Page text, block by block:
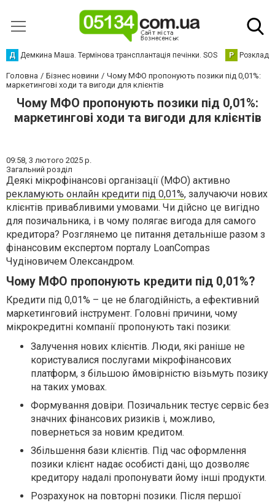
Д Демкина Маша. Термінова трансплантація печінки. SOS Р Розклад
Головна Бізнес новини
Чому МФО пропонують позики під 0,01%:
маркетингові ходи та вигоди для клієнтів
Чому МФО пропонують позики під 0,01%:
маркетингові ходи та вигоди для клієнтів
09:58, 3 лютого 2025 р.
Загальний розділ
Деякі мікрофінансові організації (МФО) активно
рекламують онлайн кредити під 0,01%, залучаючи нових
клієнтів привабливими умовами. Чи дійсно це вигідно
для позичальника, і в чому полягає вигода для самого
кредитора? Розглянемо це питання детальніше разом з
фінансовим експертом порталу LoanCompas
Чудіновичем Олександром.
Чому МФО пропонують кредити під 0,01%?
Кредити під 0,01% – це не благодійність, а ефективний
маркетинговий інструмент. Головні причини, чому
мікрокредитні компанії пропонують такі позики:
Залучення нових клієнтів. Люди, які раніше не
користувалися послугами мікрофінансових
платформ, з більшою ймовірністю візьмуть позику
на таких умовах.
Формування довіри. Позичальник тестує сервіс без
значних фінансових ризиків і, можливо,
повернеться за новим кредитом.
Збільшення бази клієнтів. Під час оформлення
позики клієнт надає особисті дані, що дозволяє
кредитору надалі пропонувати йому інші продукти.
Розрахунок на повторні позики. Після першої